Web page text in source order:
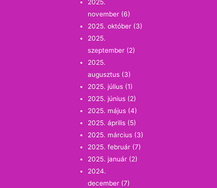
2025.
november (6)
2025. október (3)
2025.
szeptember (2)
2025.
augusztus (3)
2025. július (1)
2025. június (2)
2025. május (4)
2025. április (5)
2025. március (3)
2025. február (7)
2025. január (2)
2024.
december (7)